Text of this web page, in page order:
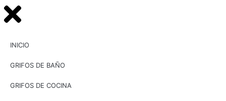
INICIO
GRIFOS DE BAÑO
GRIFOS DE COCINA